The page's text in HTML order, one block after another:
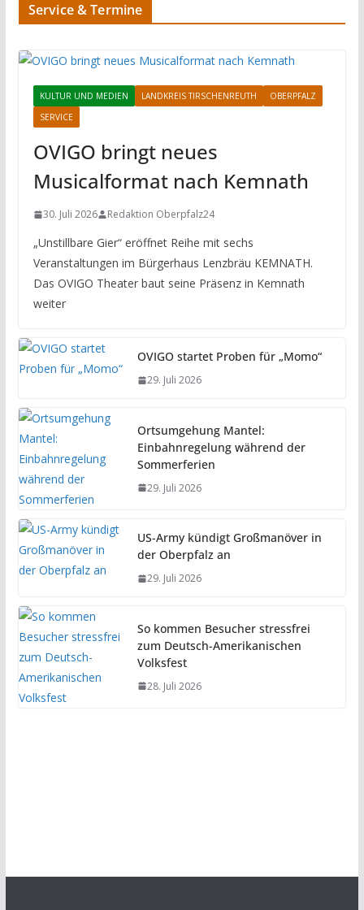
Service & Termine
KULTUR UND MEDIEN LANDKREIS TIRSCHENREUTH
OBERPFALZ
SERVICE
OVIGO bringt neues
Musicalformat nach Kemnath
30. Juli 2026 Redaktion Oberpfalz24
„Unstillbare Gier“ eröffnet Reihe mit sechs
Veranstaltungen im Bürgerhaus Lenzbräu KEMNATH.
Das OVIGO Theater baut seine Präsenz in Kemnath
weiter
OVIGO startet Proben für „Momo“
29. Juli 2026
Ortsumgehung Mantel:
Einbahnregelung während der
Sommerferien
29. Juli 2026
US-Army kündigt Großmanöver in
der Oberpfalz an
29. Juli 2026
So kommen Besucher stressfrei
zum Deutsch-Amerikanischen
Volksfest
28. Juli 2026